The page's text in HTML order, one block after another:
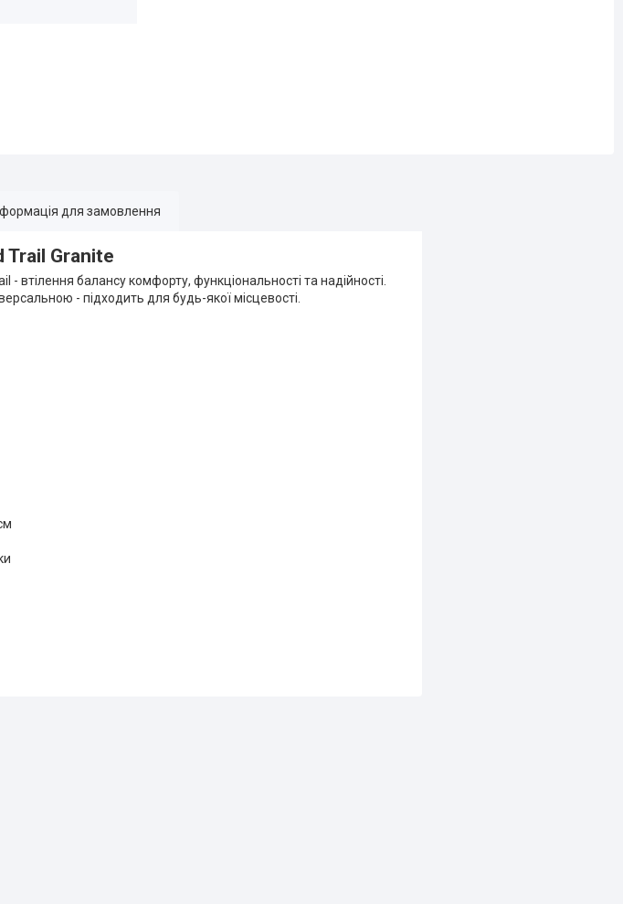
для замовлення
Trail Granite
- втілення балансу комфорту, функціональності та надійності.
- підходить для будь-якої місцевості.